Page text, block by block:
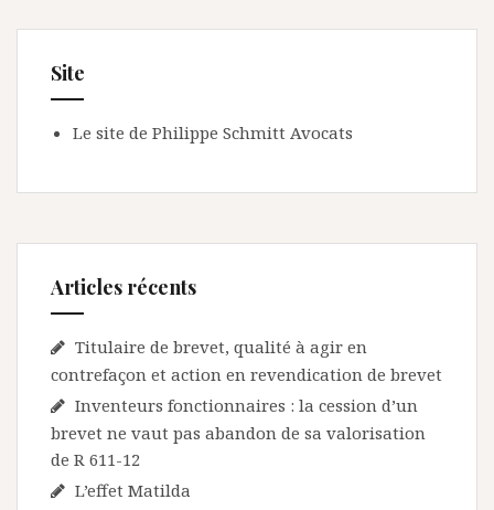
Site
Le site de Philippe Schmitt Avocats
Articles récents
Titulaire de brevet, qualité à agir en
contrefaçon et action en revendication de brevet
Inventeurs fonctionnaires : la cession d’un
brevet ne vaut pas abandon de sa valorisation
de R 611-12
L’effet Matilda